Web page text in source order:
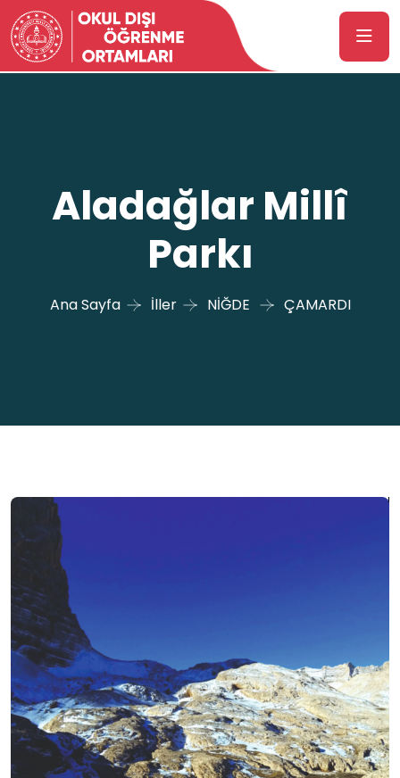
Aladağlar Millî
Parkı
Ana Sayfa İller NİĞDE ÇAMARDI